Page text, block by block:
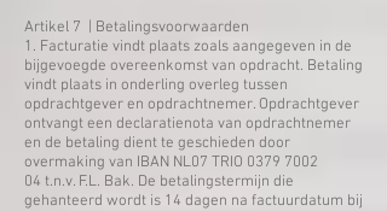
​Artikel 7 | Betalingsvoorwaarden
1. Facturatie vindt plaats zoals aangegeven in de
bijgevoegde overeenkomst van opdracht. Betaling
vindt plaats in onderling overleg tussen
opdrachtgever en opdrachtnemer. Opdrachtgever
ontvangt een declaratienota van opdrachtnemer
en de betaling dient te geschieden door
overmaking van IBAN NL07 TRIO 0379 7002
04 t.n.v. F.L. Bak. De betalingstermijn die
gehanteerd wordt is 14 dagen na factuurdatum bij